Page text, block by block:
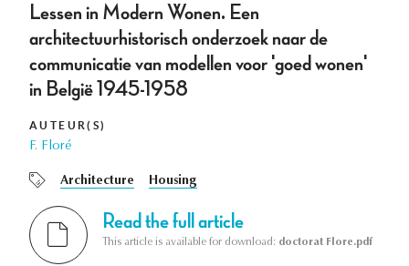
Lessen in Modern Wonen. Een
architectuurhistorisch onderzoek naar de
communicatie van modellen voor 'goed wonen'
in België 1945-1958
AUTEUR(S)
F. Floré
Architecture Housing
Read the full article
This article is available for download: doctorat Flore.pdf